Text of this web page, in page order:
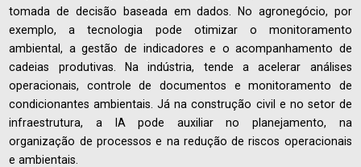
tomada de decisão baseada em dados. No agronegócio, por
exemplo, a tecnologia pode otimizar o monitoramento
ambiental, a gestão de indicadores e o acompanhamento de
cadeias produtivas. Na indústria, tende a acelerar análises
operacionais, controle de documentos e monitoramento de
condicionantes ambientais. Já na construção civil e no setor de
infraestrutura, a IA pode auxiliar no planejamento, na
organização de processos e na redução de riscos operacionais
e ambientais.